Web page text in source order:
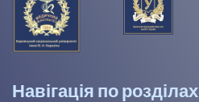
Навігація по розділах